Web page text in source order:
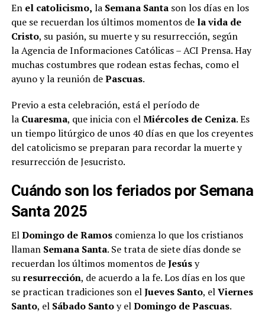
En el catolicismo, la Semana Santason los días en los
que se recuerdan los últimos momentos de la vida de
Cristo, su pasión, su muerte y su resurrección, según
la Agencia de Informaciones Católicas – ACI Prensa. Hay
muchas costumbres que rodean estas fechas, como el
ayuno y la reunión dePascuas.
Previo a esta celebración, está el período de
la Cuaresma, que inicia con elMiércoles de Ceniza. Es
un tiempo litúrgico de unos 40 días en que los creyentes
del catolicismo se preparan para recordar la muerte y
resurrección de Jesucristo.
Cuándo son los feriados por Semana
Santa 2025
ElDomingo de Ramoscomienza lo que los cristianos
llaman Semana Santa. Se trata de siete días donde se
recuerdan los últimos momentos deJesúsy
suresurrección, de acuerdo a la fe. Los días en los que
se practican tradiciones son elJueves Santo, elViernes
Santo, el Sábado Santoy elDomingo de Pascuas.